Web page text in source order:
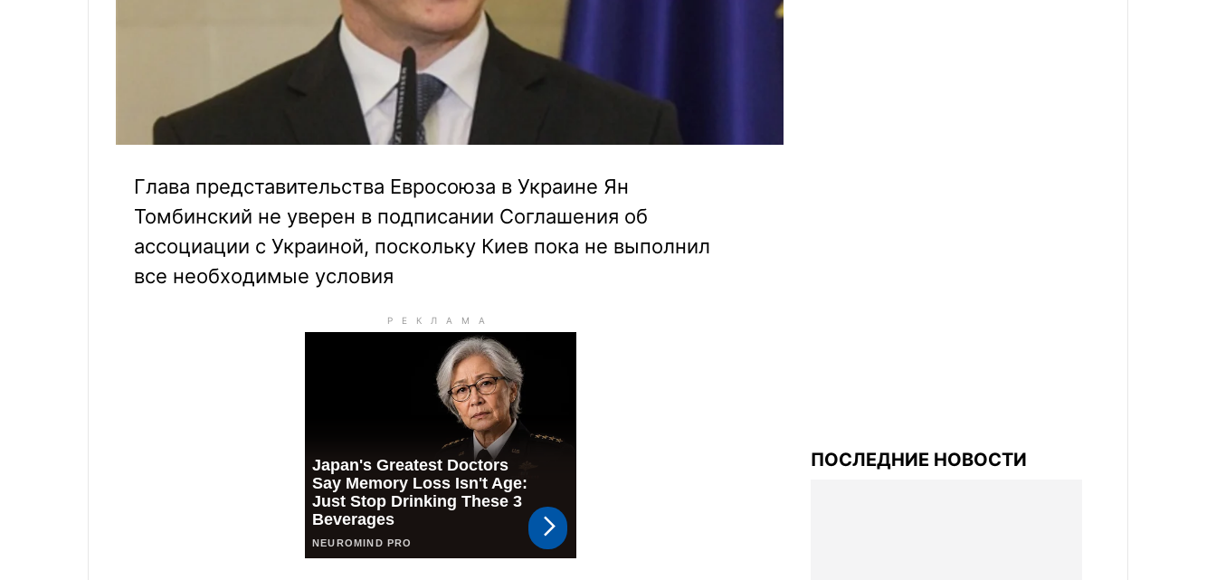
Глава представительства Евросоюза в Украине Ян
Томбинский не уверен в подписании Соглашения об
ассоциации с Украиной, поскольку Киев пока не выполнил
все необходимые условия
ПОСЛЕДНИЕ НОВОСТИ